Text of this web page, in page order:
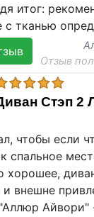
итог:
с тканью
Отзыв
Стэп 2
чтобы если
спальное
хорошее,
внешне
Айвори"